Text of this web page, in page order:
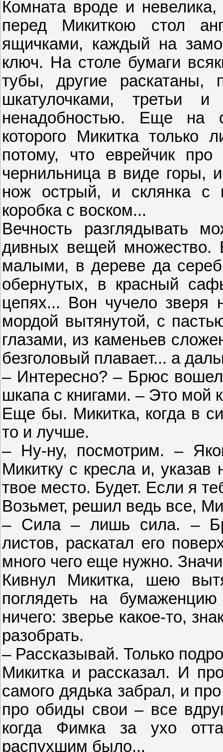
Комната вроде и
перед Микиткою стол
ящичками, каждый на
ключ. На столе бумаги
тубы, другие раскатаны,
шкатулочками,
ненадобностью. Еще на
которого Микитка только
потому, что еврейчик
чернильница в виде горы,
нож острый, и склянка с
коробка с воском...
Вечность разглядывать
дивных вещей множество.
малыми, в дереве да
обернутых, в красный
цепях... Вон чучело зверя
мордой вытянутой, с
глазами, из каменьев
безголовый плавает... а
– Интересно? – Брюс вошел
шкапа с книгами. – Это мой
Еще бы. Микитка, когда в
то и лучше.
– Ну-ну, посмотрим. –
Микитку с кресла и,
твое место. Будет. Если я
Возьмет, решил ведь все,
– Сила – лишь сила. –
листов, раскатал его
много чего еще нужно.
Кивнул Микитка, шею
поглядеть на
ничего: зверье какое-то,
разобрать.
– Рассказывай. Только
Микитка и рассказал. И
самого дядька забрал, и
про обиды свои – все
когда Фимка за ухо
распухшим было...